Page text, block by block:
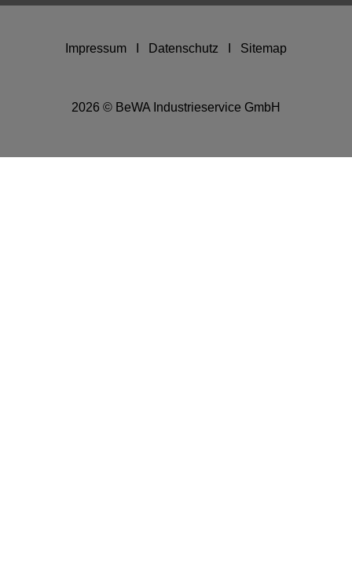
Impressum Datenschutz Sitemap
2026 © BeWA Industrieservice GmbH